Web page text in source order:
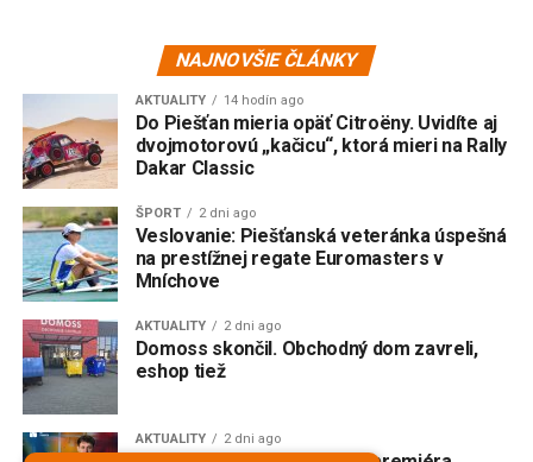
NAJNOVŠIE ČLÁNKY
AKTUALITY 14 hodín ago
Do Piešťan mieria opäť Citroëny. Uvidíte aj
dvojmotorovú „kačicu“, ktorá mieri na Rally
Dakar Classic
ŠPORT 2 dni ago
Veslovanie: Piešťanská veteránka úspešná
na prestížnej regate Euromasters v
Mníchove
AKTUALITY 2 dni ago
Domoss skončil. Obchodný dom zavreli,
eshop tiež
AKTUALITY 2 dni ago